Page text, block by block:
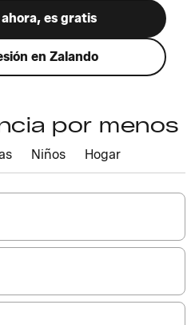
es gratis
en Zalando
por menos
Niños Hogar